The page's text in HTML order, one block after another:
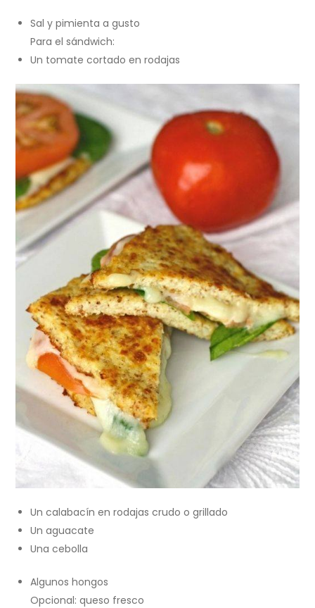
Sal y pimienta a gusto
Para el sándwich:
Un tomate cortado en rodajas
Un calabacín en rodajas crudo o grillado
Un aguacate
Una cebolla
Algunos hongos
Opcional: queso fresco